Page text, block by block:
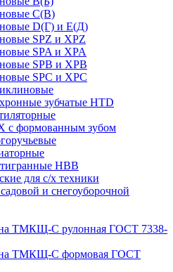
С(В)
D(Г) и Е(Д)
SPZ и XPZ
SPA и XPA
SPB и XPB
SPC и XPC
зубчатые HTD
с формованным зубом
HBB
для с/х техники
и снегоуборочной
ТМКЩ-С рулонная ГОСТ 7338-
ТМКЩ-С формовая ГОСТ